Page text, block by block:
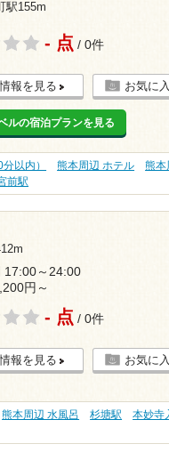
駅155m
- 点 / 0件
報を見る お気に
ルの宿泊プランを見る
以内） 熊本周辺 ホテル 熊本
前駅
17:00～24:00
円～
- 点 / 0件
報を見る お気に
熊本周辺 水風呂 杉塘駅 本妙寺